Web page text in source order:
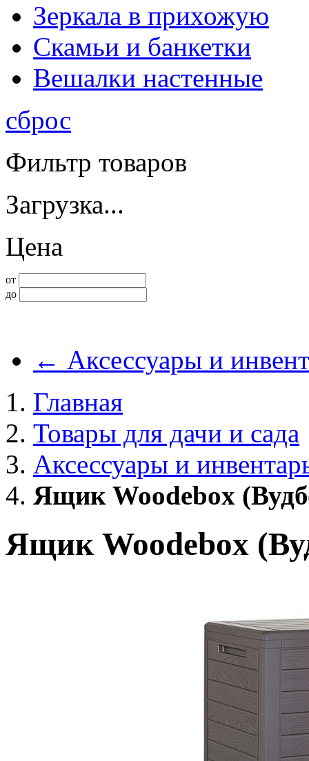
Зеркала в прихожую
Скамьи и банкетки
Вешалки настенные
сброс
Фильтр товаров
Загрузка...
Цена
от
до
← Аксессуары и
Главная
Товары для дачи и сада
Аксессуары и
Ящик Woodebox
Ящик Woodebox